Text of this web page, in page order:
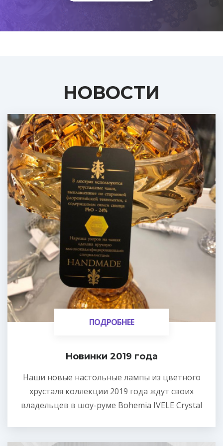
НОВОСТИ
ПОДРОБНЕЕ
ПОДРОБНЕЕ
Новинки 2019 года
Наши новые настольные лампы из цветного
хрусталя коллекции 2019 года ждут своих
владельцев в шоу-руме Bohemia IVELE Crystal